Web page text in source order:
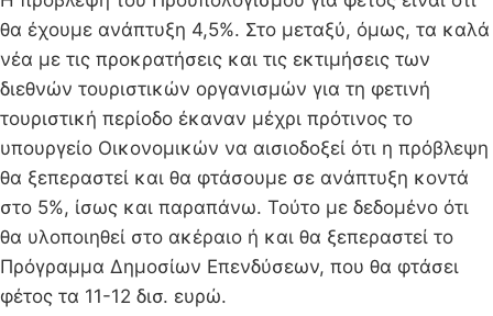
θα έχουμε ανάπτυξη 4,5%. Στο μεταξύ, όμως, τα καλά
νέα με τις προκρατήσεις και τις εκτιμήσεις των
διεθνών τουριστικών οργανισμών για τη φετινή
τουριστική περίοδο έκαναν μέχρι πρότινος το
υπουργείο Οικονομικών να αισιοδοξεί ότι η πρόβλεψη
θα ξεπεραστεί και θα φτάσουμε σε ανάπτυξη κοντά
στο 5%, ίσως και παραπάνω. Τούτο με δεδομένο ότι
θα υλοποιηθεί στο ακέραιο ή και θα ξεπεραστεί το
Πρόγραμμα Δημοσίων Επενδύσεων, που θα φτάσει
φέτος τα 11-12 δισ. ευρώ.